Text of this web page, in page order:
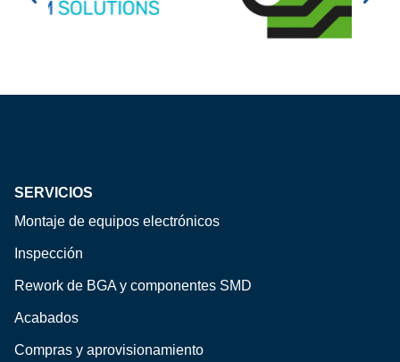
SERVICIOS
Montaje de equipos electrónicos
Inspección
Rework de BGA y componentes SMD
Acabados
Compras y aprovisionamiento